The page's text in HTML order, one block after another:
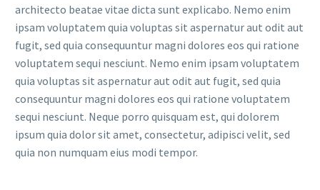
architecto beatae vitae dicta sunt explicabo. Nemo enim
ipsam voluptatem quia voluptas sit aspernatur aut odit aut
fugit, sed quia consequuntur magni dolores eos qui ratione
voluptatem sequi nesciunt. Nemo enim ipsam voluptatem
quia voluptas sit aspernatur aut odit aut fugit, sed quia
consequuntur magni dolores eos qui ratione voluptatem
sequi nesciunt. Neque porro quisquam est, qui dolorem
ipsum quia dolor sit amet, consectetur, adipisci velit, sed
quia non numquam eius modi tempor.